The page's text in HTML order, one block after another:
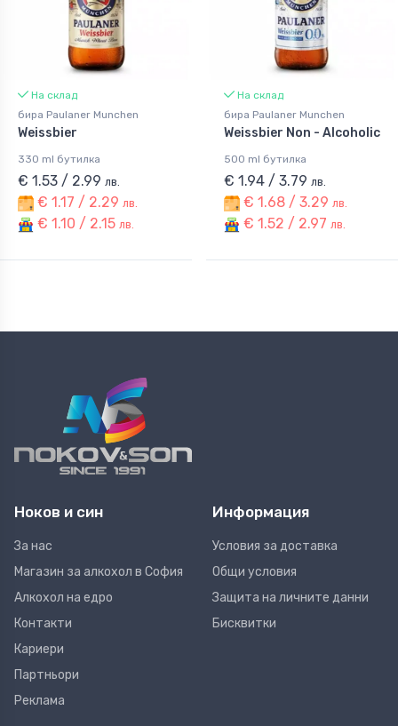
На склад
бира Paulaner Munchen
Weissbier
330 ml бутилка
€ 1.53 / 2.99 лв.
€ 1.17 / 2.29 лв.
€ 1.10 / 2.15 лв.
На склад
бира Paulaner Munchen
Weissbier Non - Alcoholic
500 ml бутилка
€ 1.94 / 3.79 лв.
€ 1.68 / 3.29 лв.
€ 1.52 / 2.97 лв.
Ноков и син
За нас
Магазин за алкохол в София
Алкохол на едро
Контакти
Кариери
Партньори
Реклама
Информация
Условия за доставка
Общи условия
Защита на личните данни
Бисквитки